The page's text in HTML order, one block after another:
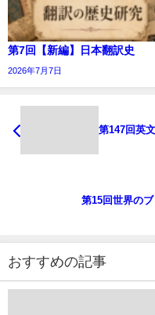
第7回【新編】日本翻訳史
2026年7月7日
第147回英
第15回世界の
おすすめの記事